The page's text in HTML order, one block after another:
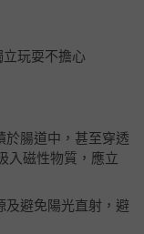
玩耍不擔心
於腸道中，甚至穿透
入磁性物質，應立
及避免陽光直射，避